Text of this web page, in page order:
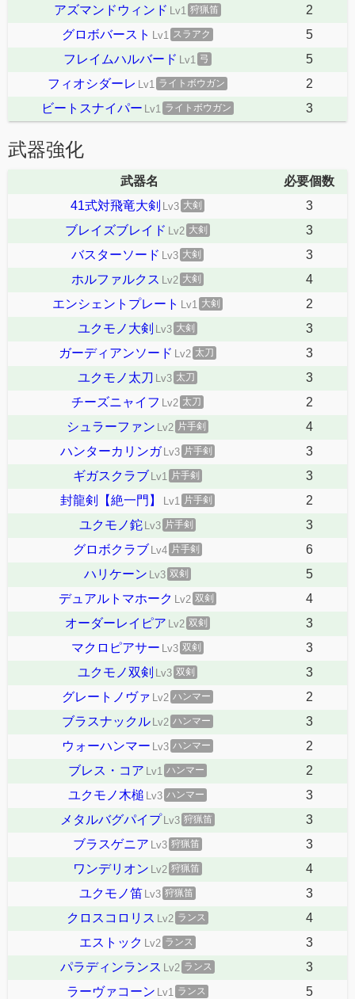
アズマンドウィンド Lv1 狩猟笛
2
グロボバースト Lv1 スラアク
5
フレイムハルバード Lv1 弓
5
フィオシダーレ Lv1 ライトボウガン
2
ビートスナイパー Lv1 ライトボウガン 3
武器強化
武器名
必要個数
41式対飛竜大剣 Lv3 大剣
3
ブレイズブレイド Lv2 大剣
3
バスターソード Lv3 大剣
3
ホルファルクス Lv2 大剣
4
エンシェントプレート Lv1 大剣
2
ユクモノ大剣 Lv3 大剣
3
ガーディアンソード Lv2 太刀
3
ユクモノ太刀 Lv3 太刀
3
チーズニャイフ Lv2 太刀
2
シュラーファン Lv2 片手剣
4
ハンターカリンガ Lv3 片手剣
3
ギガスクラブ Lv1 片手剣
3
封龍剣【絶一門】
Lv1 片手剣
2
ユクモノ鉈 Lv3 片手剣
3
グロボクラブ Lv4 片手剣
6
ハリケーン Lv3 双剣
5
デュアルトマホーク Lv2 双剣
4
オーダーレイピア Lv2 双剣
3
マクロピアサー Lv3 双剣
3
ユクモノ双剣 Lv3 双剣
3
グレートノヴァ Lv2 ハンマー
2
ブラスナックル Lv2 ハンマー
3
ウォーハンマー Lv3 ハンマー
2
ブレス・コア Lv1 ハンマー
2
ユクモノ木槌 Lv3 ハンマー
3
メタルバグパイプ Lv3 狩猟笛
3
ブラスゲニア Lv3 狩猟笛
3
ワンデリオン Lv2 狩猟笛
4
ユクモノ笛 Lv3 狩猟笛
3
クロスコロリス Lv2 ランス
4
エストック Lv2 ランス
3
パラディンランス Lv2 ランス
3
ラーヴァコーン Lv1 ランス 5